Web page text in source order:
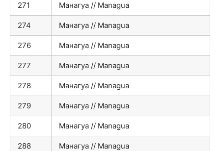
271 Манагуа // Managua
274 Манагуа // Managua
276 Манагуа // Managua
277 Манагуа // Managua
278 Манагуа // Managua
279 Манагуа // Managua
280 Манагуа // Managua
288 Манагуа // Managua